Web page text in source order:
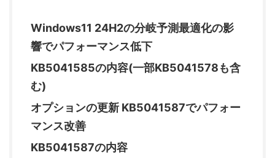
Windows11 24H2の分岐予測最適化の影
響でパフォーマンス低下
KB5041585の内容(一部KB5041578も含
む)
オプションの更新 KB5041587でパフォー
マンス改善
KB5041587の内容